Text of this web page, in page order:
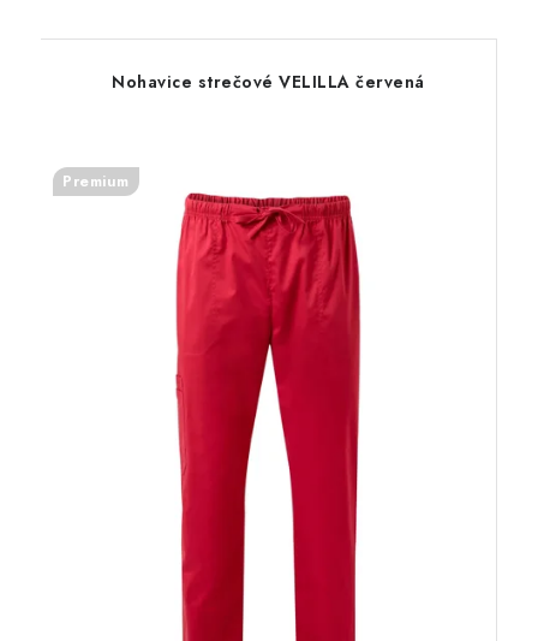
Nohavice strečové VELILLA červená
Premium